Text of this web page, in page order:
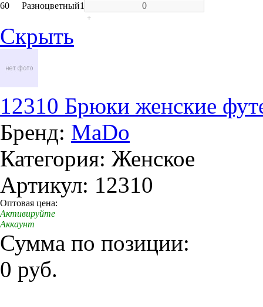
60 Разноцветный1
+
Скрыть
12310 Брюки женские
Бренд: MaDo
Категория: Женское
Артикул: 12310
Оптовая цена:
Активируйте
Аккаунт
Сумма по позиции:
0 руб.